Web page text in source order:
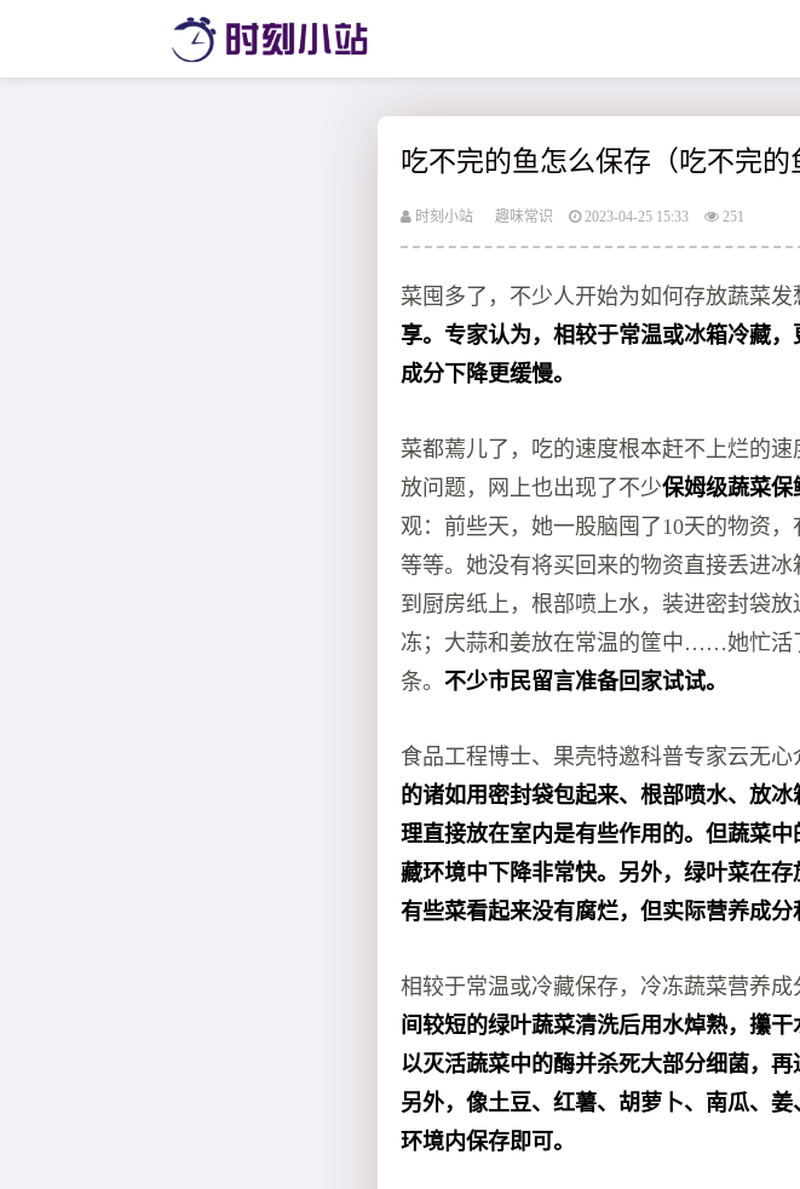
吃不完的鱼怎么保存（吃不完的
时刻小站 趣味常识 2023-04-25 15:33 251
菜囤多了，不少人开始为如何存放蔬菜发
享。专家认为，相较于常温或冰箱冷藏
成分下降更缓慢。
菜都蔫儿了，吃的速度根本赶不上烂的
放问题，网上也出现了不少保姆级蔬菜保
观：前些天，她一股脑囤了10天的物资
等等。她没有将买回来的物资直接丢进
到厨房纸上，根部喷上水，装进密封袋
冻；大蒜和姜放在常温的筐中……她忙活
条。不少市民留言准备回家试试。
食品工程博士、果壳特邀科普专家云无心
的诸如用密封袋包起来、根部喷水、放
理直接放在室内是有些作用的。但蔬菜
藏环境中下降非常快。另外，绿叶菜在
有些菜看起来没有腐烂，但实际营养成分
相较于常温或冷藏保存，冷冻蔬菜营养
间较短的绿叶蔬菜清洗后用水焯熟，攥
以灭活蔬菜中的酶并杀死大部分细菌，
另外，像土豆、红薯、胡萝卜、南瓜、
环境内保存即可。